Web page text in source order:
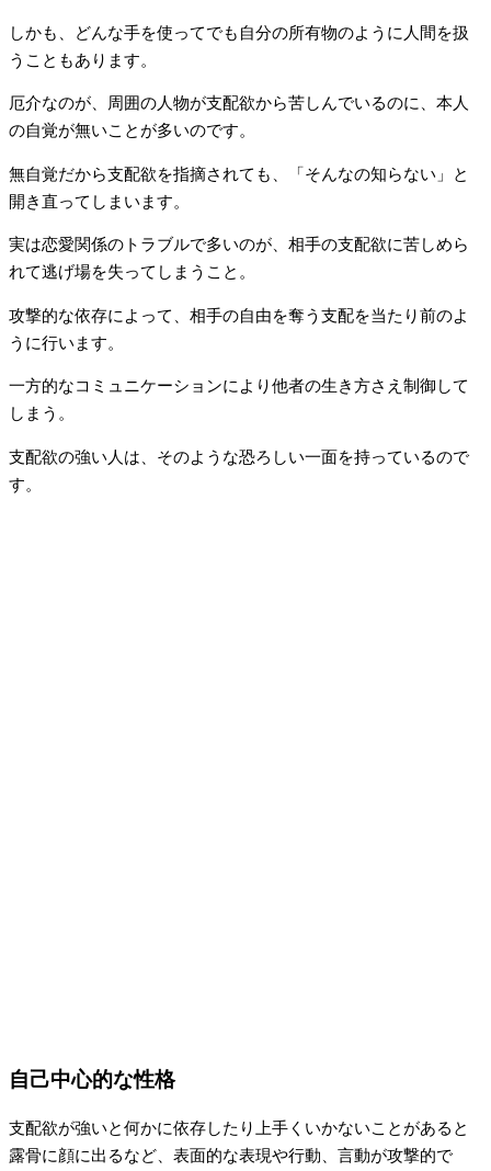
しかも、どんな手を使ってでも自分の所有物のように人間を扱
うこともあります。
厄介なのが、周囲の人物が支配欲から苦しんでいるのに、本人
の自覚が無いことが多いのです。
無自覚だから支配欲を指摘されても、「そんなの知らない」と
開き直ってしまいます。
実は恋愛関係のトラブルで多いのが、相手の支配欲に苦しめら
れて逃げ場を失ってしまうこと。
攻撃的な依存によって、相手の自由を奪う支配を当たり前のよ
うに行います。
一方的なコミュニケーションにより他者の生き方さえ制御して
しまう。
支配欲の強い人は、そのような恐ろしい一面を持っているので
す。
自己中心的な性格
支配欲が強いと何かに依存したり上手くいかないことがあると
露骨に顔に出るなど、表面的な表現や行動、言動が攻撃的で